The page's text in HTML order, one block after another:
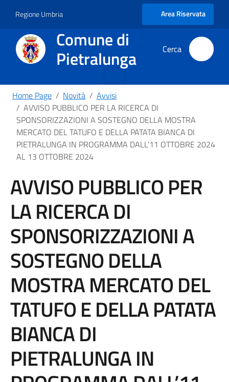
Regione Umbria Area Riservata
Comune di
Pietralunga
Home Page Novità
Avvisi
AVVISO PUBBLICO PER LA RICERCA DI
SPONSORIZZAZIONI A SOSTEGNO DELLA MOSTRA
MERCATO DEL TATUFO E DELLA PATATA BIANCA DI
PIETRALUNGA IN PROGRAMMA DALL’11 OTTOBRE 2024
AL 13 OTTOBRE 2024
AVVISO PUBBLICO PER
LA RICERCA DI
SPONSORIZZAZIONI A
SOSTEGNO DELLA
MOSTRA MERCATO DEL
TATUFO E DELLA PATATA
BIANCA DI
PIETRALUNGA IN